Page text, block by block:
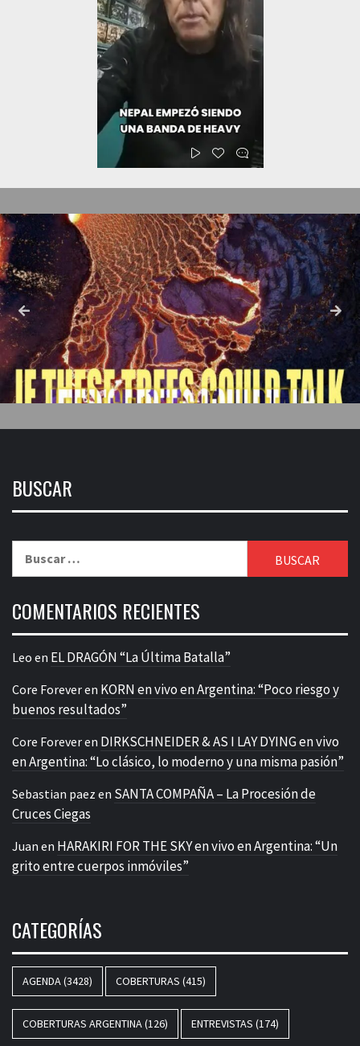
BUSCAR
COMENTARIOS RECIENTES
Leo en EL DRAGÓN “La Última Batalla”
Core Foreveren KORN en vivo en Argentina: “Poco riesgo y
buenos resultados”
Core Foreveren DIRKSCHNEIDER & AS I LAY DYING en vivo
en Argentina: “Lo clásico, lo moderno y una misma pasión”
Sebastian paez en SANTA COMPAÑA – La Procesión de
Cruces Ciegas
Juan en HARAKIRI FOR THE SKY en vivo en Argentina: “Un
grito entre cuerpos inmóviles”
CATEGORÍAS
AGENDA(3428) COBERTURAS (415)
COBERTURAS ARGENTINA(126) ENTREVISTAS (174)